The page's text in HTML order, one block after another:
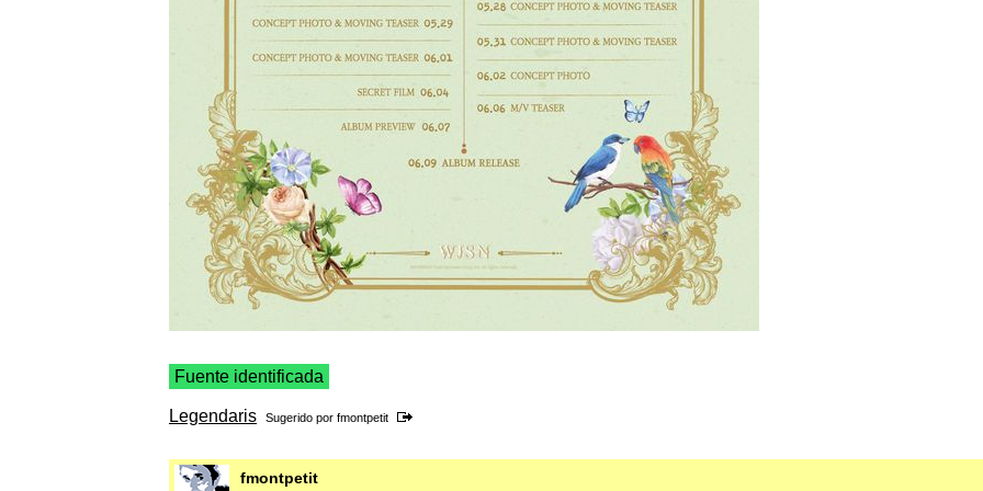
Fuente identificada
Legendaris Sugerido por fmontpetit
fmontpetit